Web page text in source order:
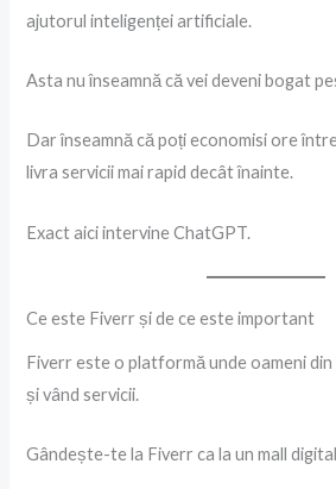
ajutorul inteligenței artificiale.
Asta nu înseamnă că vei deveni bogat
Dar înseamnă că poți economisi ore
livra servicii mai rapid decât înainte.
Exact aici intervine ChatGPT.
Ce este Fiverr și de ce este important
Fiverr este o platformă unde oameni
și vând servicii.
Gândește-te la Fiverr ca la un mall